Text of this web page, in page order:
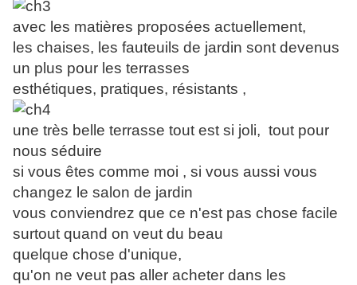
avec les matières proposées actuellement,
les chaises, les fauteuils de jardin sont devenus
un plus pour les terrasses
esthétiques, pratiques, résistants ,
une très belle terrasse tout est si joli, tout pour
nous séduire
si vous êtes comme moi , si vous aussi vous
changez le salon de jardin
vous conviendrez que ce n'est pas chose facile
surtout quand on veut du beau
quelque chose d'unique,
qu'on ne veut pas aller acheter dans les